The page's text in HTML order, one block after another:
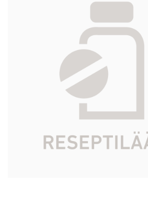
029800
Vaikuttava aine
56 fol
Galderma Nordic AB
Tarkista Kela-